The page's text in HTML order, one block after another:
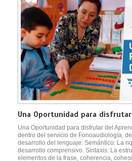
Una Oportunidad para
Una Oportunidad para disfrutar del
dentro del servicio de Fonoaudiología,
desarrollo del lenguaje: Semántico: La
desarrollo comprensivo. Sintaxis: La
elementos de la frase, coherencia,